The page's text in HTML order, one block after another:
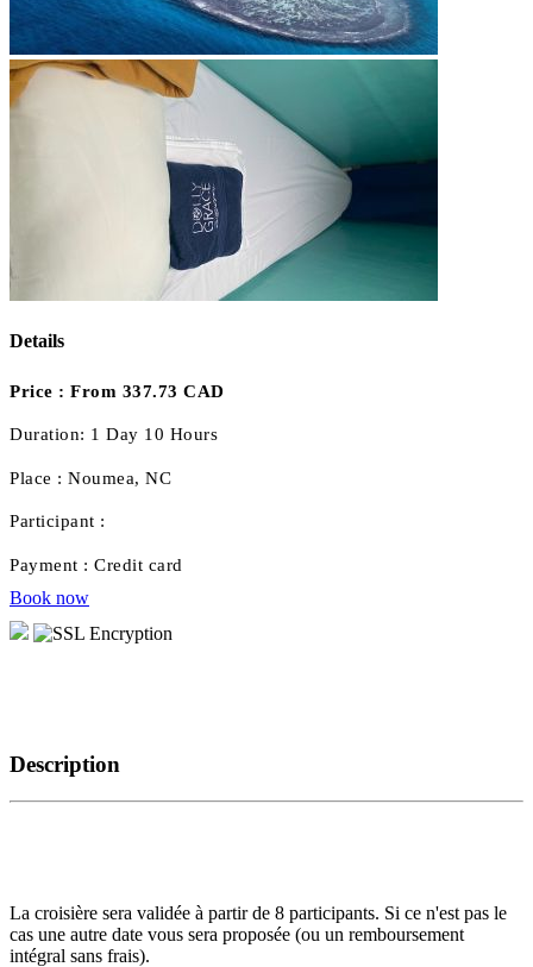
Details
Price : From 337.73 CAD
Duration: 1 Day 10 Hours
Place : Noumea, NC
Participant :
Payment : Credit card
Book now
Description
La croisière sera validée à partir de 8 participants. Si ce n'est pas le
cas une autre date vous sera proposée (ou un remboursement
intégral sans frais).